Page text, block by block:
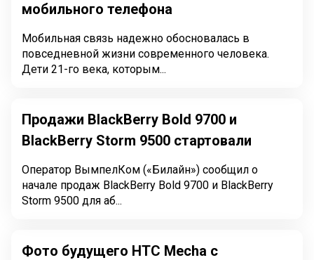
мобильного телефона
Мобильная связь надежно обосновалась в
повседневной жизни современного человека.
Дети 21-го века, которым...
Продажи BlackBerry Bold 9700 и
BlackBerry Storm 9500 стартовали
Оператор ВымпелКом («Билайн») сообщил о
начале продаж BlackBerry Bold 9700 и BlackBerry
Storm 9500 для аб...
Фото будущего HTC Mecha с